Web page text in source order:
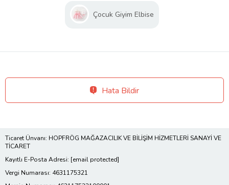
Çocuk Giyim Elbise
Hata Bildir
Ticaret Ünvanı: HOPFRÖG MAĞAZACILIK VE BİLİŞİM HİZMETLERİ SANAYİ VE
TİCARET
Kayıtlı E-Posta Adresi: [email protected]
Vergi Numarası: 4631175321